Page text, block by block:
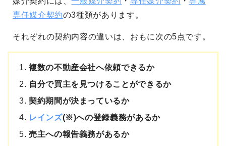
専任媒介契約の3種類があります。
それぞれの契約内容の違いは、おもに次の5点です。
複数の不動産会社へ依頼できるか
自分で買主を見つけることができるか
契約期間が決まっているか
レインズ(※)への登録義務があるか
売主への報告義務があるか